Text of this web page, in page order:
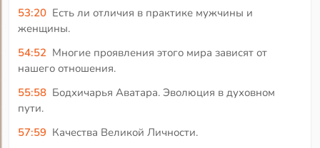
53:20 Есть ли отличия в практике мужчины и
женщины.
54:52 Многие проявления этого мира зависят от
нашего отношения.
55:58 Бодхичарья Аватара. Эволюция в духовном
пути.
57:59 Качества Великой Личности.